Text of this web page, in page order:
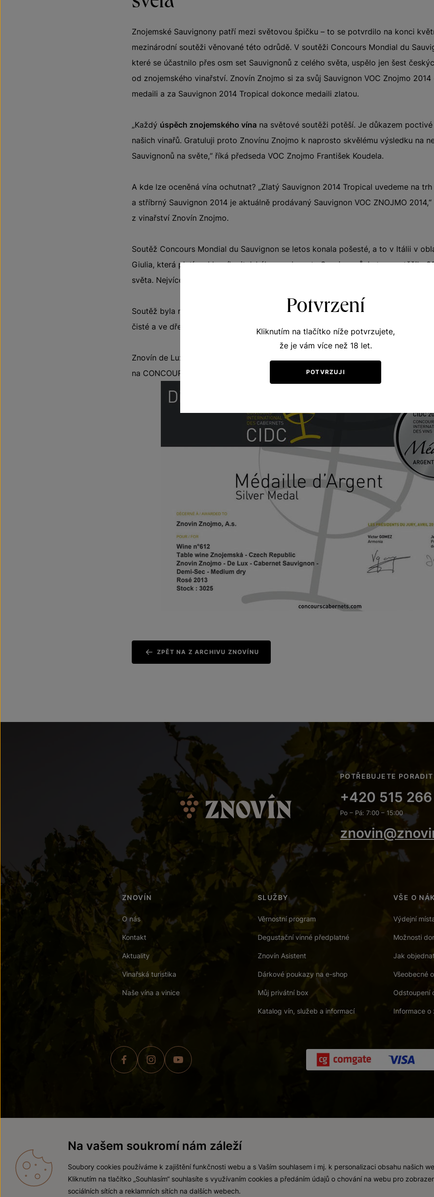
Znojemské Sauvignony patří mezi světovou špičku – to se potvrdilo na konci
mezinárodní soutěži věnované této odrůdě. V soutěži Concours Mondial du
které se účastnilo přes osm set Sauvignonů z celého světa, uspělo jen šest
od znojemského vinařství. Znovín Znojmo si za svůj Sauvignon VOC Znojmo
medaili a za Sauvignon 2014 Tropical dokonce medaili zlatou.
„Každý úspěch znojemského vína na světové soutěži potěší. Je důkazem
našich vinařů. Gratuluji proto Znovínu Znojmo k naprosto skvělému výsledku na
Sauvignonů na světe,“ říká předseda VOC Znojmo František Koudela.
A kde lze oceněná vína ochutnat? „Zlatý Sauvignon 2014 Tropical uvedeme na
a stříbrný Sauvignon 2014 je aktuálně prodávaný Sauvignon VOC ZNOJMO
z vinařství Znovín Znojmo.
Soutěž Concours Mondial du Sauvignon se letos konala pošesté, a to v Itálii v
Giulia, která platí za hlavního italského producenta Sauvignonů. Letos soutěžilo
světa. Nejvíce zastoupeny svými víny byly Itálie, Francie, Španelsko, Nový Zéland
Soutěž byla rozdělena do šesti kategorií – čisté Sauvignony, barikové, cuvée s
čisté a ve dřevě, sladké Sauvignony a letos poprvé i šumivé.
Znovín de Lux Rosé Cabernet Sauvignon demi sec, č.š. 3025 oceněn stříbrnou
na CONCOURS INTERNATIONAL DES CABERNETS 2015 PARIS
ZPĚT NA Z ARCHIVU ZNOVÍNU
POTŘEBUJETE
+420 515
Po – Pá: 7:00 – 15:00
ZNOVÍN
O nás
Kontakt
Aktuality
Vinařská turistika
Naše vína a vinice
SLUŽBY
Věrnostní program
Degustační vinné předplatné
Znovín Asistent
Dárkové poukazy na e-shop
Můj privátní box
Katalog vín, služeb a informací
VŠE O
Výdejní
Možnosti
Jak
Všeobecné
Odstoupení
Informace o
Zákaz prodeje alkoholických nápojů osobám mladším 18 let.
Vytvořil webProgress
Potvrzení
Kliknutím na tlačítko níže potvrzujete,
že je vám více než 18 let.
POTVRZUJI
Na vašem soukromí nám záleží
Soubory cookies používáme k zajištění funkčnosti webu a s Vaším souhlasem i mj. k personalizaci obsahu našich
Kliknutím na tlačítko „Souhlasím“ souhlasíte s využívaním cookies a předáním údajů o chování na webu pro
sociálních sítích a reklamních sítích na dalších webech.